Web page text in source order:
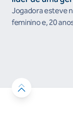
Jogadora esteve
feminino e, 20